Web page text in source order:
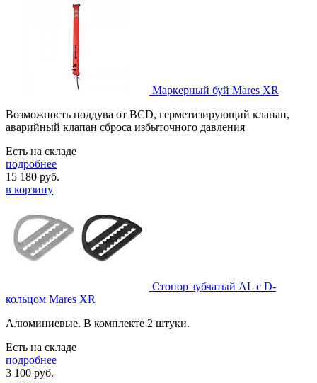
Маркерный буй Mares XR
Возможность поддува от BCD, герметизирующий клапан,
аварийный клапан сброса избыточного давления
Есть на складе
подробнее
15 180 руб.
в корзину
Стопор зубчатый AL с D-
кольцом Mares XR
Алюминиевые. В комплекте 2 штуки.
Есть на складе
подробнее
3 100 руб.